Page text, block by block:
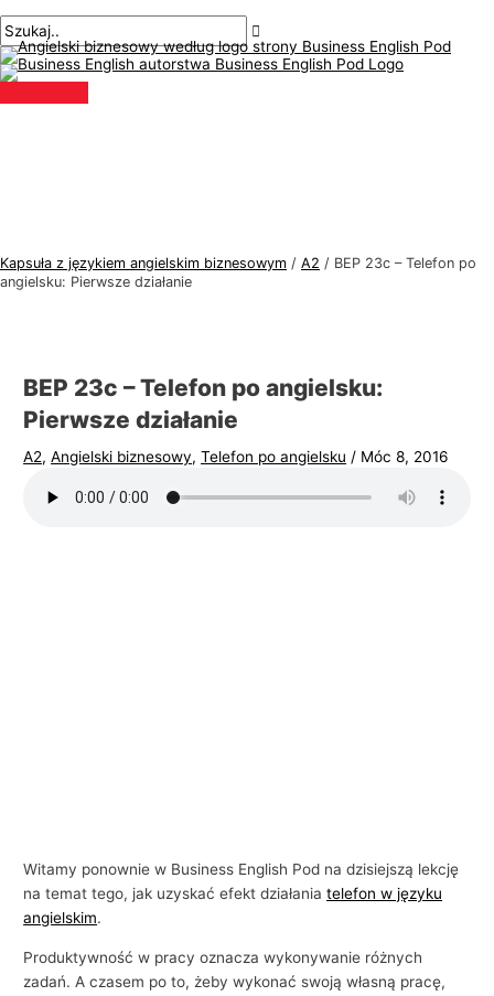
do
treści
główne
Kapsuła z językiem angielskim biznesowym / A2 / BEP 23c – Telefon po
angielsku: Pierwsze działanie
BEP 23c – Telefon po angielsku:
Pierwsze działanie
A2,Angielski biznesowy,Telefon po angielsku / Móc 8, 2016
Witamy ponownie w Business English Pod na dzisiejszą lekcję
na temat tego, jak uzyskać efekt działaniatelefon w języku
angielskim.
Produktywność w pracy oznacza wykonywanie różnych
zadań. A czasem po to, żeby wykonać swoją własną pracę,
po
wpisach
tutaj..
mail*
T
e
m
a
ę
a
a
n
z
s
S
z
u
k